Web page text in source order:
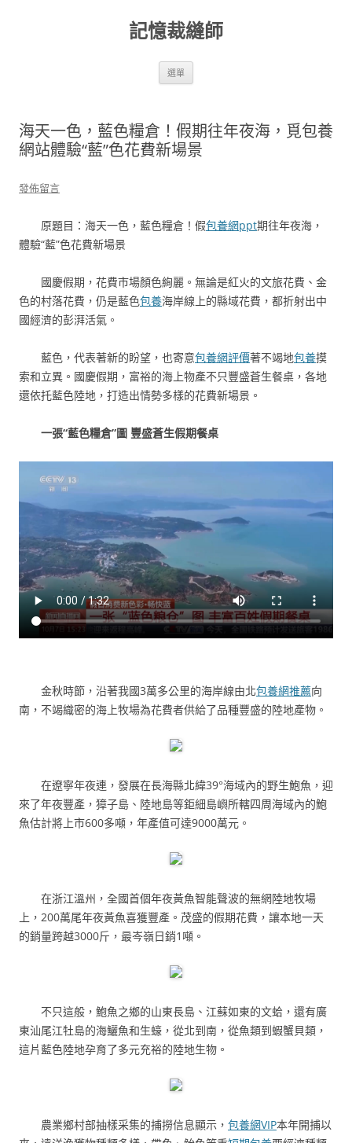
記憶裁縫師
選單
海天一色，藍色糧倉！假期往年夜海，覓包養
網站體驗“藍”色花費新場景
發佈留言
原題目：海天一色，藍色糧倉！假包養網ppt期往年夜海，
體驗“藍”色花費新場景
國慶假期，花費市場顏色絢麗。無論是紅火的文旅花費、金
色的村落花費，仍是藍色包養海岸線上的縣域花費，都折射出中
國經濟的彭湃活氣。
藍色，代表著新的盼望，也寄意包養網評價著不竭地包養摸
索和立異。國慶假期，富裕的海上物產不只豐盛蒼生餐桌，各地
還依托藍色陸地，打造出情勢多樣的花費新場景。
一張“藍色糧倉”圖 豐盛蒼生假期餐桌
金秋時節，沿著我國3萬多公里的海岸線由北包養網推薦向
南，不竭織密的海上牧場為花費者供給了品種豐盛的陸地產物。
在遼寧年夜連，發展在長海縣北緯39°海域內的野生鮑魚，迎
來了年夜豐產，獐子島、陸地島等鉅細島嶼所轄四周海域內的鮑
魚估計將上市600多噸，年產值可達9000萬元。
在浙江溫州，全國首個年夜黃魚智能聲波的無網陸地牧場
上，200萬尾年夜黃魚喜獲豐產。茂盛的假期花費，讓本地一天
的銷量跨越3000斤，最岑嶺日銷1噸。
不只這般，鮑魚之鄉的山東長島、江蘇如東的文蛤，還有廣
東汕尾江牡島的海鱺魚和生蠔，從北到南，從魚類到蝦蟹貝類，
這片藍色陸地孕育了多元充裕的陸地生物。
農業鄉村部抽樣采集的捕撈信息顯示， 包養網VIP本年開捕以